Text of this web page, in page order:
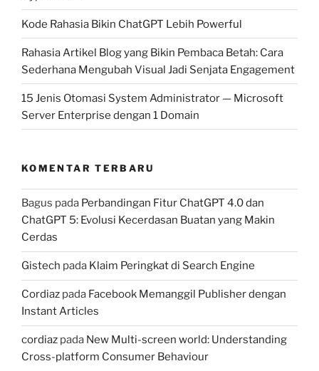
Kode Rahasia Bikin ChatGPT Lebih Powerful
Rahasia Artikel Blog yang Bikin Pembaca Betah: Cara
Sederhana Mengubah Visual Jadi Senjata Engagement
15 Jenis Otomasi System Administrator — Microsoft
Server Enterprise dengan 1 Domain
KOMENTAR TERBARU
Bagus pada Perbandingan Fitur ChatGPT 4.0 dan
ChatGPT 5: Evolusi Kecerdasan Buatan yang Makin
Cerdas
Gistech pada Klaim Peringkat di Search Engine
Cordiaz pada Facebook Memanggil Publisher dengan
Instant Articles
cordiaz pada New Multi-screen world: Understanding
Cross-platform Consumer Behaviour